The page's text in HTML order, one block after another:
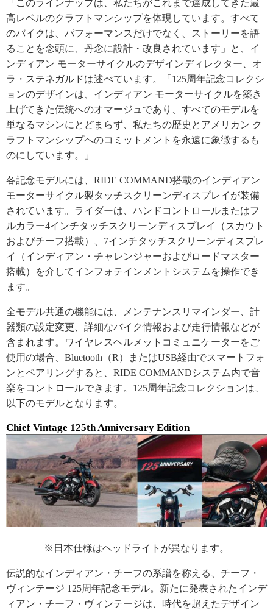
「このラインナップは、私たちがこれまで達成してきた最
高レベルのクラフトマンシップを体現しています。すべて
のバイクは、パフォーマンスだけでなく、ストーリーを語
ることを念頭に、丹念に設計・改良されています」と、イ
ンディアン モーターサイクルのデザインディレクター、オ
ラ・ステネガルドは述べています。「125周年記念コレクシ
ョンのデザインは、インディアン モーターサイクルを築き
上げてきた伝統へのオマージュであり、すべてのモデルを
単なるマシンにとどまらず、私たちの歴史とアメリカン ク
ラフトマンシップへのコミットメントを永遠に象徴するも
のにしています。」
各記念モデルには、RIDE COMMAND搭載のインディアン
モーターサイクル製タッチスクリーンディスプレイが装備
されています。ライダーは、ハンドコントロールまたはフ
ルカラー4インチタッチスクリーンディスプレイ（スカウト
およびチーフ搭載）、7インチタッチスクリーンディスプレ
イ（インディアン・チャレンジャーおよびロードマスター
搭載）を介してインフォテインメントシステムを操作でき
ます。
全モデル共通の機能には、メンテナンスリマインダー、計
器類の設定変更、詳細なバイク情報および走行情報などが
含まれます。ワイヤレスヘルメットコミュニケーターをご
使用の場合、Bluetooth（R）またはUSB経由でスマートフォ
ンとペアリングすると、RIDE COMMANDシステム内で音
楽をコントロールできます。125周年記念コレクションは、
以下のモデルとなります。
Chief Vintage 125th Anniversary Edition
※日本仕様はヘッドライトが異なります。
伝説的なインディアン・チーフの系譜を称える、チーフ・
ヴィンテージ 125周年記念モデル。新たに発表されたインデ
ィアン・チーフ・ヴィンテージは、時代を超えたデザイン